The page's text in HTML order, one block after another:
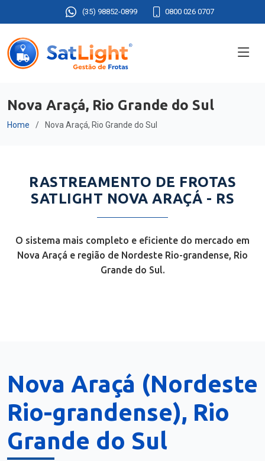
(35) 98852-0899 0800 026 0707
Nova Araçá, Rio Grande do Sul
Home Nova Araçá, Rio Grande do Sul
RASTREAMENTO DE FROTAS
SATLIGHT NOVA ARAÇÁ - RS
O sistema mais completo e eficiente do mercado em
Nova Araçá e região de Nordeste Rio-grandense, Rio
Grande do Sul.
Nova Araçá (Nordeste
Rio-grandense), Rio
Grande do Sul